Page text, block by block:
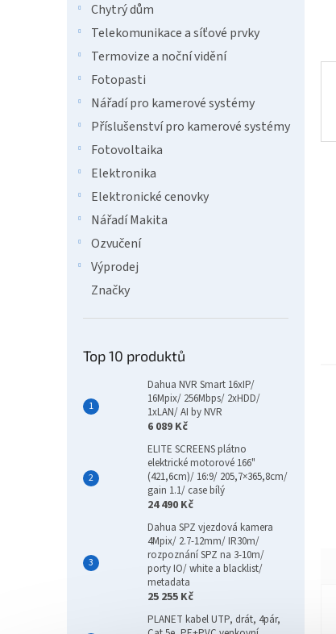
Chytrý dům
Telekomunikace a síťové prvky
Termovize a noční vidění
Fotopasti
Nářadí pro kamerové systémy
Příslušenství pro kamerové systémy
Fotovoltaika
Elektronika
Elektronické cenovky
Nářadí Makita
Ozvučení
Výprodej
Značky
Top 10 produktů
Dahua NVR Smart 16xIP/
16Mpix/ 256Mbps/ 2xHDD/
1xLAN/ AI by NVR
6 089 Kč
ELITE SCREENS plátno
elektrické motorové 166"
(421,6cm)/ 16:9/ 205,7×365,8cm/
gain 1.1/ case bílý
24 490 Kč
Dahua SPZ vjezdová kamera
4Mpix/ 2.7-12mm/ IR30m/
rozpoznání SPZ na 3-10m/
porty IO/ white a blacklist/
metadata
25 255 Kč
PLANET kabel UTP, drát, 4pár,